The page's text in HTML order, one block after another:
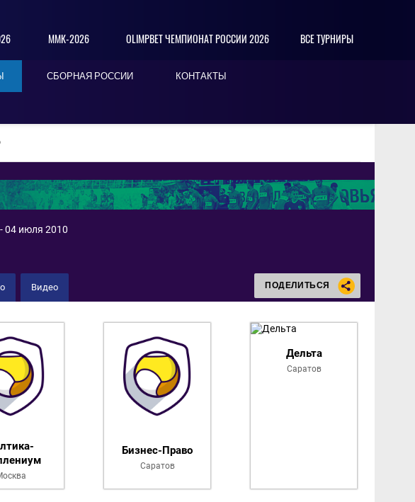
ММК-2026 OLIMPBET ЧЕМПИОНАТ РОССИИ 2026 ВСЕ ТУРНИРЫ
СБОРНАЯ РОССИИ КОНТАКТЫ
04 июля 2010
Видео ПОДЕЛИТЬСЯ
Бизнес-Право
Саратов
Дельта
Саратов